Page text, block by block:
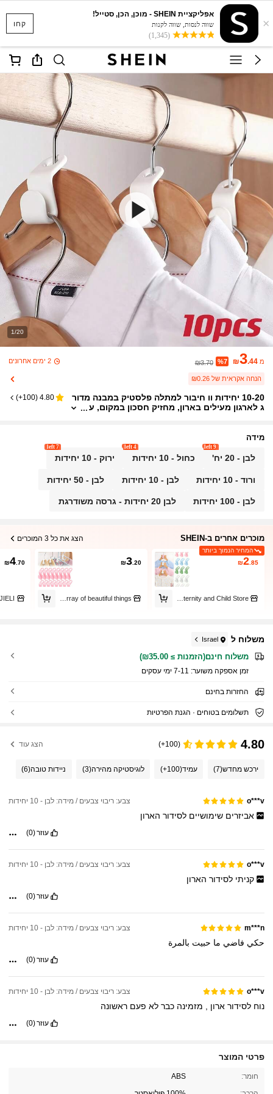
קחו ×
אפליקציית SHEIN - מוכן, הכן, סטייל!
שווה לנסות, שווה לקנות
(1,345)
1/20
מ ₪3.44
%7
₪3.70 2 ימים אחרונים
הנחה אקראית של ₪0.26
10-20 יחידות וו חיבור למתלה פלסטיק במבנה מדור
ג לארגון מעילים בארון, מחזיק חסכון במקום, ע
4.80
(
100+
)
מידה
לבן - 20 יח'
9 left
כחול - 10 יחידות
4 left
ירוק - 10 יחידות
7 left
ורוד - 10 יחידות לבן - 10 יחידות לבן - 50 יחידות
לבן - 100 יחידות לבן 20 יחידות - גרסה משודרגת
מוכרים אחרים ב-SHEIN הצג את כל 3 המוכרים
המחיר הנמוך ביותר
₪2 .85
HAODE Maternity and Child Store
₪3 .20
A dazzling array of beautiful things
₪4.70
משלוח ל Israel
משלוח חינם(הזמנות ≥ ₪35.00)
זמן אספקה ​​משוער: 7-11 ימי עסקים
החזרות בחינם
תשלומים בטוחים · הגנת הפרטיות
4.80
(100+) הצג עוד
ירכש מחדש(7) עמיד(100+) לוגיסטיקה מהירה(3) ניידות טובה(6)
o***v צבע: ריבוי צבעים / מידה: לבן - 10 יחידות
אביזרים שימושיים לסידור הארון
עוזר(0)
o***v צבע: ריבוי צבעים / מידה: לבן - 10 יחידות
קניתי לסידור הארון
עוזר(0)
m***n צבע: ריבוי צבעים / מידה: לבן - 10 יחידות
حكي فاضي ما حبيت بالمرة
עוזר(0)
o***v צבע: ריבוי צבעים / מידה: לבן - 10 יחידות
נוחלסידורארון מזמינהכברלא פעםראשונה
עוזר(0)
פרטי המוצר
חומר: ABS